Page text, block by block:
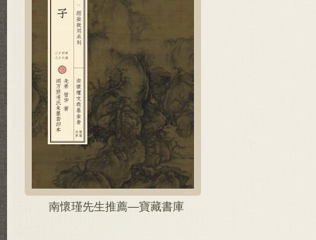
南懷瑾先生推薦—寶藏書庫